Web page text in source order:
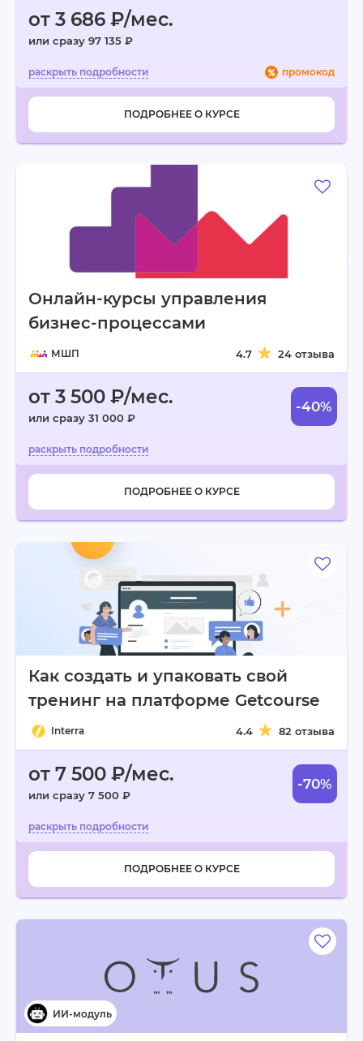
от 3 686 ₽/мес.
или сразу 97 135 ₽
промокод
ПОДРОБНЕЕ О КУРСЕ
Онлайн-курсы управления
бизнес-процессами
МШП 4.7 24 отзыва
от 3 500 ₽/мес.
или сразу 31 000 ₽
-40%
ПОДРОБНЕЕ О КУРСЕ
Как создать и упаковать свой
тренинг на платформе Getcourse
Interra 4.4 82 отзыва
от 7 500 ₽/мес.
или сразу 7 500 ₽
-70%
ПОДРОБНЕЕ О КУРСЕ